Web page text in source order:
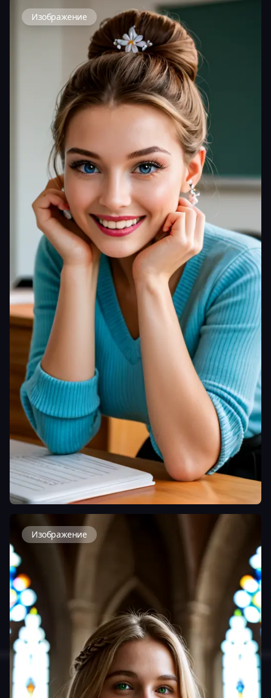
Изображение
Изображение